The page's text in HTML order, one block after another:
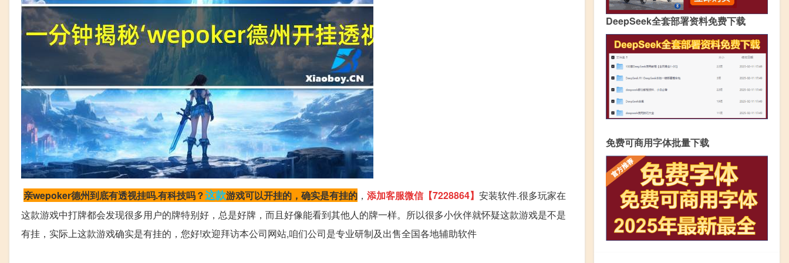
亲wepoker德州到底有透视挂吗.有科技吗？这款游戏可以开挂的，确实是有挂的 ， 添加客服微信【7228864】 安装软件.很多玩家在
这款游戏中打牌都会发现很多用户的牌特别好，总是好牌，而且好像能看到其他人的牌一样。所以很多小伙伴就怀疑这款游戏是不是
有挂，实际上这款游戏确实是有挂的，您好!欢迎拜访本公司网站,咱们公司是专业研制及出售全国各地辅助软件
DeepSeek全套部署资料免费下载
免费可商用字体批量下载